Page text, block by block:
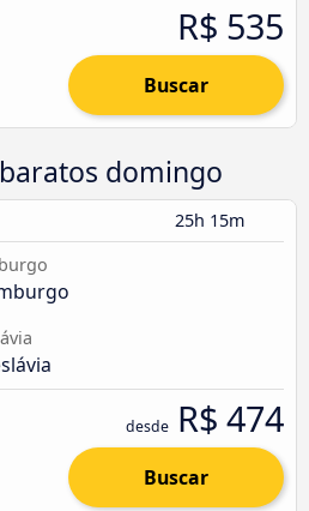
R$ 535
Buscar
domingo
25h 15m
desde R$ 474
Buscar